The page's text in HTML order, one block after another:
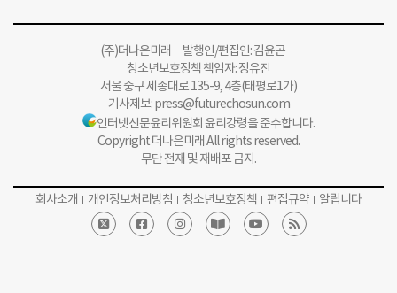
(주)더나은미래 발행인/편집인: 김윤곤
청소년보호정책 책임자: 정유진
서울 중구 세종대로 135-9, 4층(태평로1가)
기사제보:press@futurechosun.com
인터넷신문윤리위원회 윤리강령을 준수합니다.
Copyright 더나은미래 All rights reserved.
무단 전재 및 재배포 금지.
회사소개 개인정보처리방침 청소년보호정책 편집규약 알립니다